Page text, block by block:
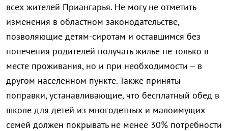
всех жителей Приангарья. Не могу не отметить
изменения в областном законодательстве,
позволяющие детям-сиротам и оставшимся без
попечения родителей получать жилье не только в
месте проживания, но и при необходимости – в
другом населенном пункте. Также приняты
поправки, устанавливающие, что бесплатный обед в
школе для детей из многодетных и малоимущих
семей должен покрывать не менее 30% потребности